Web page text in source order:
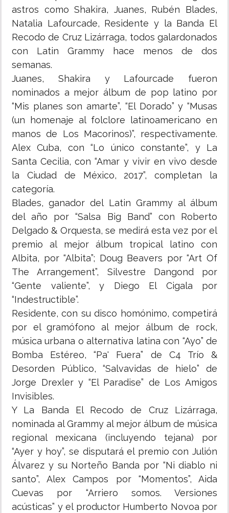
astros como Shakira, Juanes, Rubén Blades,
Natalia Lafourcade, Residente y la Banda El
Recodo de Cruz Lizárraga, todos galardonados
con Latin Grammy hace menos de dos
semanas.
Juanes, Shakira y Lafourcade fueron
nominados a mejor álbum de pop latino por
“Mis planes son amarte”, “El Dorado” y “Musas
(un homenaje al folclore latinoamericano en
manos de Los Macorinos)”, respectivamente.
Alex Cuba, con “Lo único constante”, y La
Santa Cecilia, con “Amar y vivir en vivo desde
la Ciudad de México, 2017”, completan la
categoría.
Blades, ganador del Latin Grammy al álbum
del año por “Salsa Big Band” con Roberto
Delgado & Orquesta, se medirá esta vez por el
premio al mejor álbum tropical latino con
Albita, por “Albita”; Doug Beavers por “Art Of
The Arrangement”, Silvestre Dangond por
“Gente valiente”, y Diego El Cigala por
“Indestructible”.
Residente, con su disco homónimo, competirá
por el gramófono al mejor álbum de rock,
música urbana o alternativa latina con “Ayo” de
Bomba Estéreo, “Pa' Fuera” de C4 Trío &
Desorden Público, “Salvavidas de hielo” de
Jorge Drexler y “El Paradise” de Los Amigos
Invisibles.
Y La Banda El Recodo de Cruz Lizárraga,
nominada al Grammy al mejor álbum de música
regional mexicana (incluyendo tejana) por
“Ayer y hoy”, se disputará el premio con Julión
Álvarez y su Norteño Banda por “Ni diablo ni
santo”, Alex Campos por “Momentos”, Aida
Cuevas por “Arriero somos. Versiones
acústicas” y el productor Humberto Novoa por